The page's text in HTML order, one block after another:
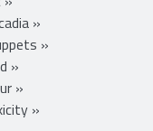
»
»
»
»
»